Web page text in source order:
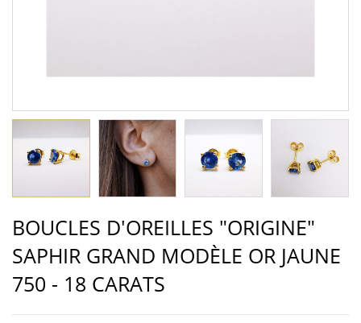
BOUCLES D'OREILLES "ORIGINE"
SAPHIR GRAND MODÈLE OR JAUNE
750 - 18 CARATS